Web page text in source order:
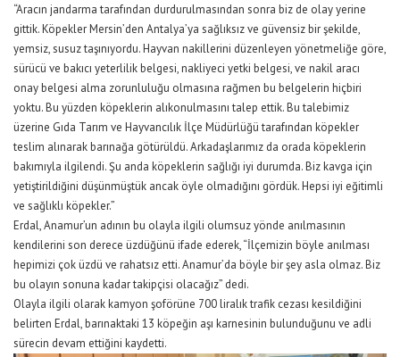
“Aracın jandarma tarafından durdurulmasından sonra biz de olay yerine
gittik. Köpekler Mersin’den Antalya’ya sağlıksız ve güvensiz bir şekilde,
yemsiz, susuz taşınıyordu. Hayvan nakillerini düzenleyen yönetmeliğe göre,
sürücü ve bakıcı yeterlilik belgesi, nakliyeci yetki belgesi, ve nakil aracı
onay belgesi alma zorunluluğu olmasına rağmen bu belgelerin hiçbiri
yoktu. Bu yüzden köpeklerin alıkonulmasını talep ettik. Bu talebimiz
üzerine Gıda Tarım ve Hayvancılık İlçe Müdürlüğü tarafından köpekler
teslim alınarak barınağa götürüldü. Arkadaşlarımız da orada köpeklerin
bakımıyla ilgilendi. Şu anda köpeklerin sağlığı iyi durumda. Biz kavga için
yetiştirildiğini düşünmüştük ancak öyle olmadığını gördük. Hepsi iyi eğitimli
ve sağlıklı köpekler.”
Erdal, Anamur’un adının bu olayla ilgili olumsuz yönde anılmasının
kendilerini son derece üzdüğünü ifade ederek, “İlçemizin böyle anılması
hepimizi çok üzdü ve rahatsız etti. Anamur’da böyle bir şey asla olmaz. Biz
bu olayın sonuna kadar takipçisi olacağız” dedi.
Olayla ilgili olarak kamyon şoförüne 700 liralık trafik cezası kesildiğini
belirten Erdal, barınaktaki 13 köpeğin aşı karnesinin bulunduğunu ve adli
sürecin devam ettiğini kaydetti.